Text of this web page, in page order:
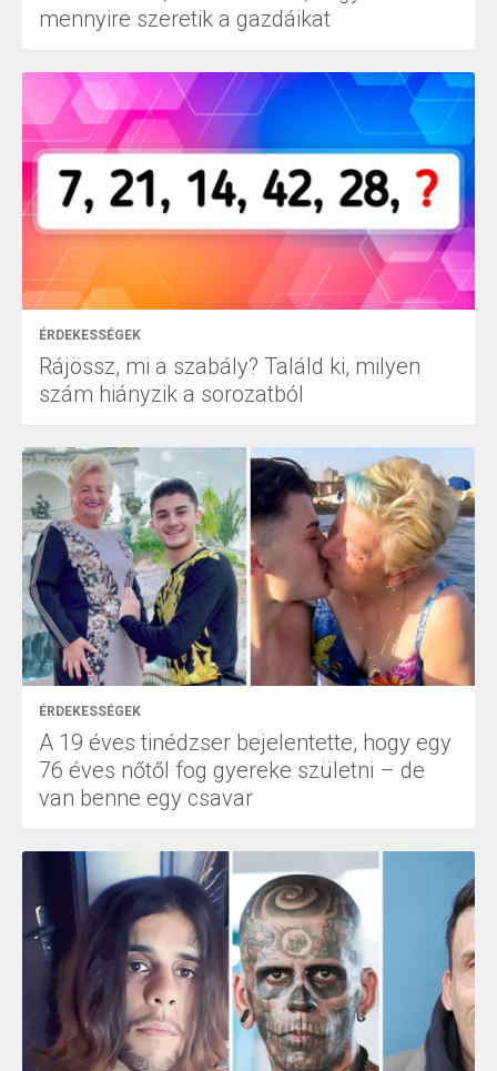
mennyire szeretik a gazdáikat
ÉRDEKESSÉGEK
Rájössz, mi a szabály? Találd ki, milyen
szám hiányzik a sorozatból
ÉRDEKESSÉGEK
A 19 éves tinédzser bejelentette, hogy egy
76 éves nőtől fog gyereke születni – de
van benne egy csavar